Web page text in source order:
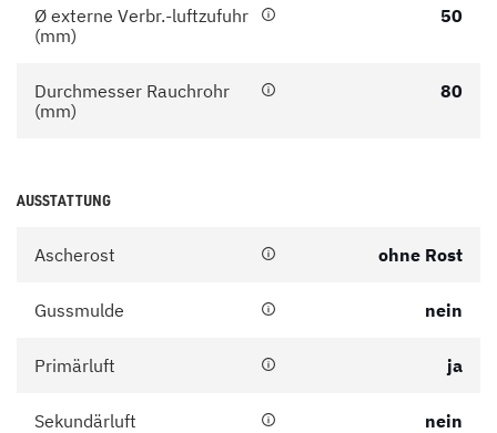
Ø externe Verbr.-luftzufuhr
(mm)
50
Durchmesser Rauchrohr
(mm)
80
AUSSTATTUNG
Ascherost ohne Rost
Gussmulde nein
Primärluft ja
Sekundärluft nein